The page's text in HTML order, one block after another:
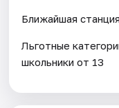
Ближайшая
Льготные
школьники от 13